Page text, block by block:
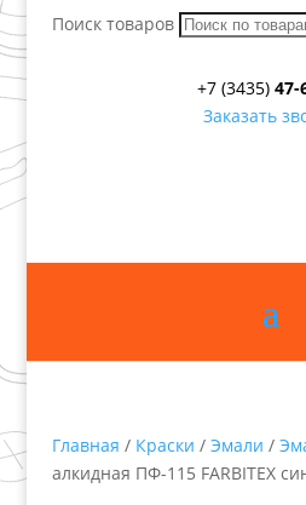
Поиск товаров
+7 (3435) 47-
Заказать
Главная / Краски / Эмали /
алкидная ПФ-115 FARBITEX